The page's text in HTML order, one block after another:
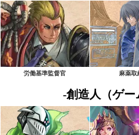
労働基準監督官 麻薬取
-創造人（ゲ